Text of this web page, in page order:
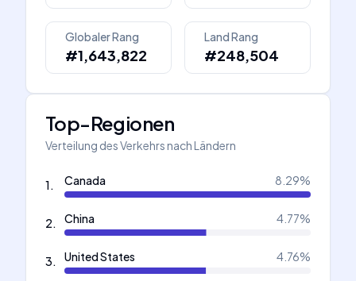
Globaler Rang
#1,643,822
Land Rang
#248,504
Top-Regionen
Verteilung des Verkehrs nach Ländern
1. Canada 8.29%
2. China 4.77%
3. United States 4.76%